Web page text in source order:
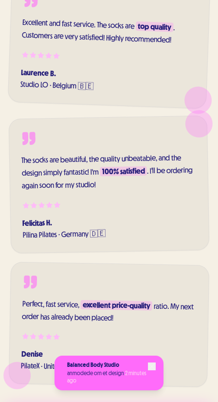
Excellent and fast service. The socks aretop quality .
Customers are very satisfied! Highly recommended!
Laurence B.
Studio LO·Belgium 🇧🇪
The socks are beautiful, the quality unbeatable, and the
design simply fantastic! I'm 100% satisfied . I'll be ordering
again soon for my studio!
Felicitas H.
Pilina Pilates·Germany 🇩🇪
Perfect, fast service, excellent price-quality ratio. My next
order has already been placed!
Denise
PilateX·United States 🇺🇸
Balanced Body Studio
anmodede om et design2 minutes
ago